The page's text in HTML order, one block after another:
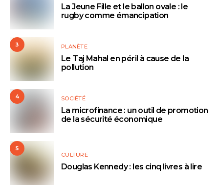
La Jeune Fille et le ballon ovale : le
rugby comme émancipation
3 PLANÈTE
Le Taj Mahal en péril à cause de la
pollution
4 SOCIÉTÉ
La microfinance : un outil de promotion
de la sécurité économique
5
CULTURE
Douglas Kennedy : les cinq livres à lire